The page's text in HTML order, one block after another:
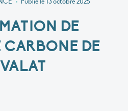
DE
CARBONE DE